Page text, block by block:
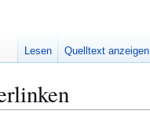
Lesen Quelltext anzeigen